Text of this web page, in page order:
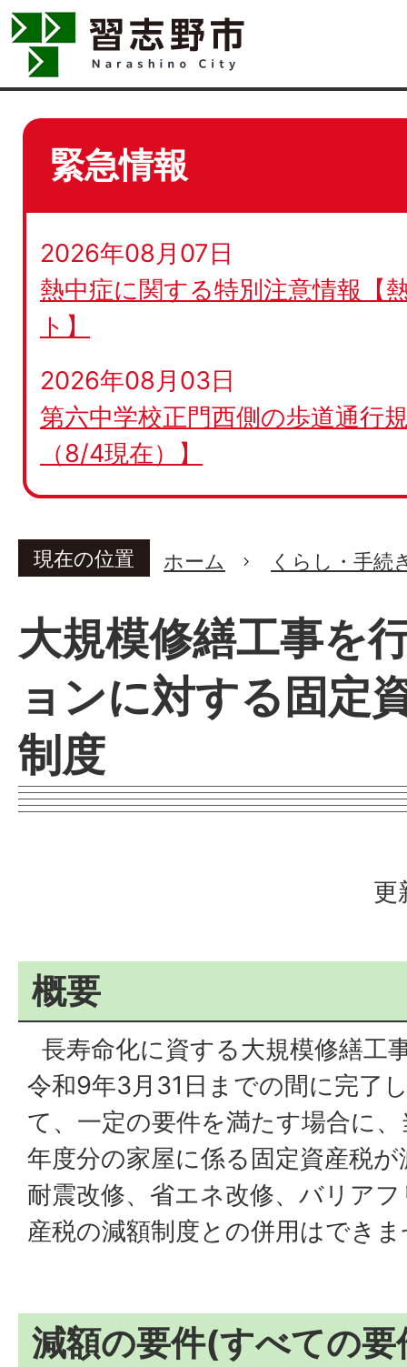
緊急情報
2026年08月07日
熱中症に関する特別注意情報【
ト】
2026年08月03日
第六中学校正門西側の歩道通行
（8/4現在）】
現在の位置 ホーム くらし・手続
大規模修繕工事を
ョンに対する固定
制度
更
概要
長寿命化に資する大規模修繕工
令和9年3月31日までの間に完了
て、一定の要件を満たす場合に
年度分の家屋に係る固定資産税
耐震改修、省エネ改修、バリア
産税の減額制度との併用はでき
減額の要件(すべての